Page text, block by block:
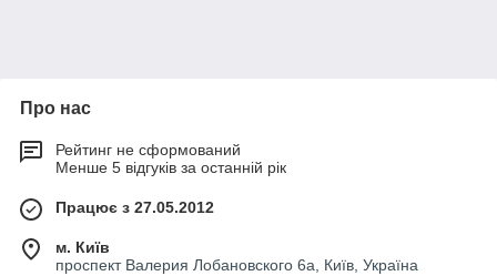
Про нас
Рейтинг не сформований
Менше 5 відгуків за останній рік
Працює з 27.05.2012
м. Київ
проспект Валерия Лобановского 6а, Київ, Україна